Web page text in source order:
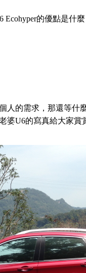
Ecohyper的優點是什
人的需求，那還等什
婆U6的寫真給大家賞